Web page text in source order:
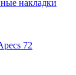
накладки
72